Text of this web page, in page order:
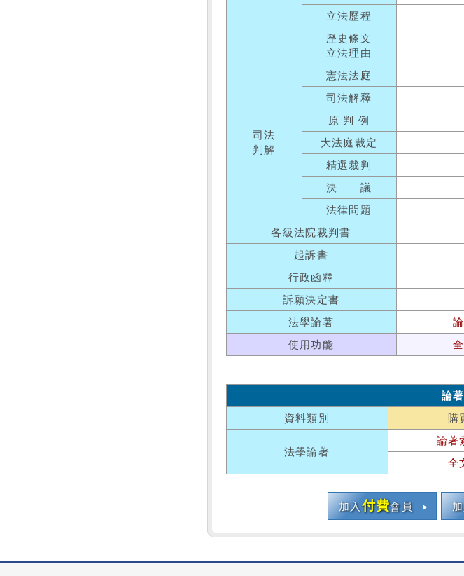
立法歷程
歷史條文
立法理由
司法
判解
憲法法庭
司法解釋
原 判 例
大法庭裁定
精選裁判
決 議
法律問題
各級法院裁判書
起訴書
行政函釋
訴願決定書
法學論著
使用功能
論
資料類別
購
法學論著
論著
全
加入付費會員